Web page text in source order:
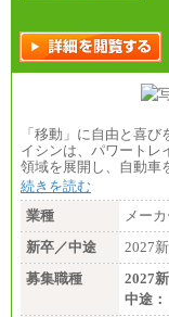
「移動」に自由と喜
イシンは、パワートレ
領域を展開し、自動車
続きを読む
業種
メー
新卒／中途
2027
募集職種
2027新
中途：